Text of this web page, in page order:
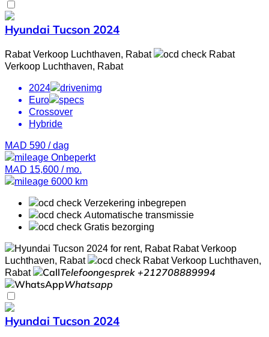
Hyundai Tucson 2024
Rabat Verkoop Luchthaven, Rabat
Rabat
Verkoop Luchthaven, Rabat
2024
Euro
Crossover
Hybride
MAD 590 / dag
Onbeperkt
MAD 15,600 / mo.
6000 km
Verzekering inbegrepen
Automatische transmissie
Gratis bezorging
Rabat Verkoop
Luchthaven, Rabat
Rabat Verkoop Luchthaven,
Rabat
Telefoongesprek +212708889994
Whatsapp
Hyundai Tucson 2024